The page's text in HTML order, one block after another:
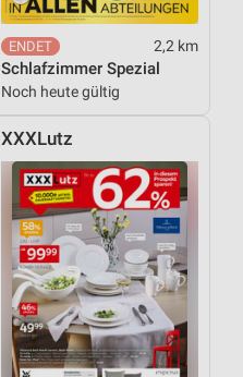
2,2 km
Schlafzimmer Spezial
Noch heute gültig
XXXLutz